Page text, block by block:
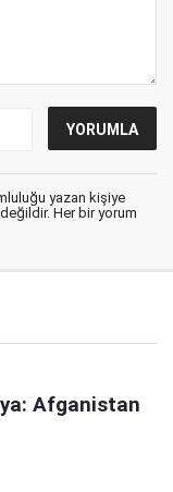
yazan kişiye
Her bir yorum
Afganistan